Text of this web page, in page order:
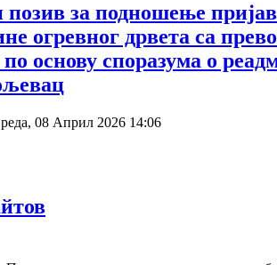
позив за подношење
огревног дрвета са
основу споразума о
08 Април 2026 14:06